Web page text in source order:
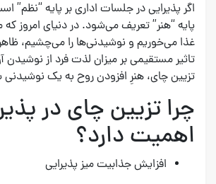
اگر پذیرایی در جلسات اداری بر پایه “نظم”
پایه “هنر” تعریف می‌شود. در دنیای امروز که
غذا می‌خوریم و نوشیدنی‌ها را می‌چشیم،
تاثیر مستقیمی بر میزان لذت فرد از نوشیدن
تزیین چای، هنرِ افزودن روح به یک
چرا تزیین چای در
اهمیت دارد؟
افزایش جذابیت میز پذیرایی